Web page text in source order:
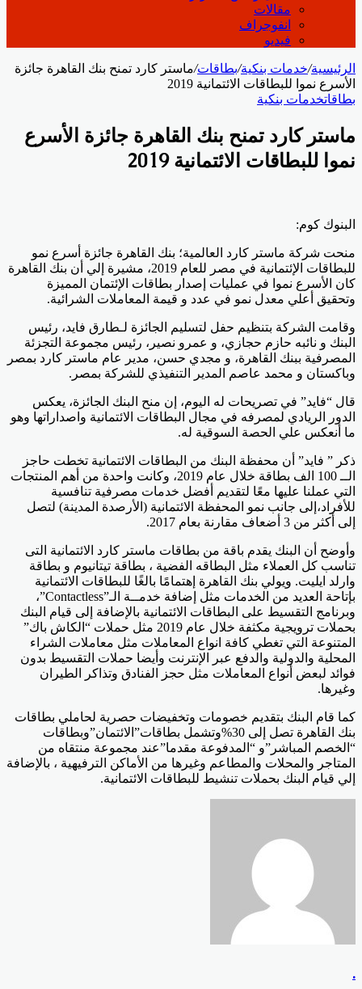
مقالات
انفوجراف
فيديو
الرئيسية/خدمات بنكية/بطاقات/ماستر كارد تمنح بنك القاهرة جائزة
الأسرع نموا للبطاقات الائتمانية 2019
بطاقاتخدمات بنكية
ماستر كارد تمنح بنك القاهرة جائزة الأسرع
نموا للبطاقات الائتمانية 2019
البنوك كوم:
منحت شركة ماستر كارد العالمية؛ بنك القاهرة جائزة أسرع نمو
للبطاقات الإئتمانية في مصر للعام 2019، مشيرة إلي أن بنك القاهرة
كان الأسرع نموا في عمليات إصدار بطاقات الإئتمان المميزة
وتحقيق أعلي معدل نمو في عدد و قيمة المعاملات الشرائية.
وقامت الشركة بتنظيم حفل لتسليم الجائزة لـطارق فايد، رئيس
البنك و نائبه حازم حجازي، و عمرو نصير، رئيس مجموعة التجزئة
المصرفية ببنك القاهرة، و مجدي حسن، مدير عام ماستر كارد بمصر
وباكستان و محمد عاصم المدير التنفيذي للشركة بمصر.
قال “فايد” في تصريحات له اليوم، إن منح البنك الجائزة، يعكس
الدور الريادي لمصرفه في مجال البطاقات الائتمانية واصداراتها وهو
ما أنعكس علي الحصة السوقية له.
ذكر ” فايد” أن محفظة البنك من البطاقات الائتمانية تخطت حاجز
الــ 100 الف بطاقة خلال عام 2019، وكانت واحدة من أهم المنتجات
التي عملنا عليها معًا لتقديم أفضل خدمات مصرفية تنافسية
للأفراد،إلى جانب نمو المحفظة الائتمانية (الأرصدة المدينة) لتصل
إلى أكثر من 3 أضعاف مقارنة بعام 2017.
وأوضح أن البنك يقدم باقة من بطاقات ماستر كارد الائتمانية التى
تناسب كل العملاء مثل البطاقه الفضية ، بطاقة تيتانيوم و بطاقة
وارلد ايليت. ويولي بنك القاهرة إهتمامًا بالغًا للبطاقات الائتمانية
بإتاحة العديد من الخدمات مثل إضافة خدمــة الـ”Contactless”،
وبرنامج التقسيط على البطاقات الائتمانية بالإضافة إلى قيام البنك
بحملات ترويجية مكثفة خلال عام 2019 مثل حملات “الكاش باك”
المتنوعة التي تغطي كافة انواع المعاملات مثل معاملات الشراء
المحلية والدولية والدفع عبر الإنترنت وأيضا حملات التقسيط بدون
فوائد لبعض أنواع المعاملات مثل حجز الفنادق وتذاكر الطيران
وغيرها.
كما قام البنك بتقديم خصومات وتخفيضات حصرية لحاملي بطاقات
بنك القاهرة تصل إلى 30%وتشمل بطاقات”الائتمان”وبطاقات
“الخصم المباشر”و “المدفوعة مقدما”عند مجموعة منتقاه من
المتاجر والمحلات والمطاعم وغيرها من الأماكن الترفيهية ، بالإضافة
إلي قيام البنك بحملات تنشيط للبطاقات الائتمانية.